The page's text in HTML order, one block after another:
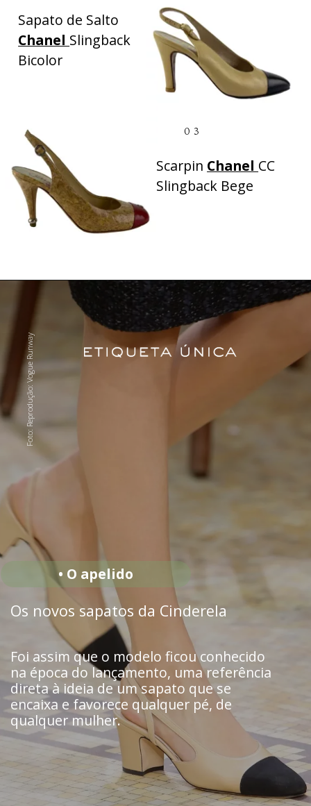
03
Scarpin Chanel CC
Slingback Bege
Sapato de Salto
Chanel Slingback
Bicolor
Os novos sapatos da Cinderela
• O apelido
Foi assim que o modelo ficou conhecido
na época do lançamento, uma referência
direta à ideia de um sapato que se
encaixa e favorece qualquer pé, de
qualquer mulher.
Foto: Reprodução: Vogue Runway